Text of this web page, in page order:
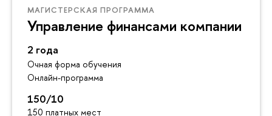
МАГИСТЕРСКАЯ ПРОГРАММА
Управление финансами компании
2 года
Очная форма обучения
Онлайн-программа
150/10
150 платных мест